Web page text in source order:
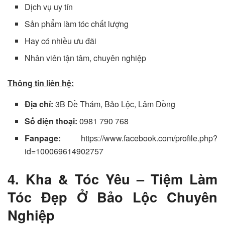
Dịch vụ uy tín
Sản phẩm làm tóc chất lượng
Hay có nhiều ưu đãi
Nhân viên tận tâm, chuyên nghiệp
Thông tin liên hệ:
Địa chỉ: 3B Đề Thám, Bảo Lộc, Lâm Đồng
Số điện thoại:0981 790 768
Fanpage: https://www.facebook.com/profile.php?
id=100069614902757
4. Kha & Tóc Yêu – Tiệm Làm
Tóc Đẹp Ở Bảo Lộc Chuyên
Nghiệp